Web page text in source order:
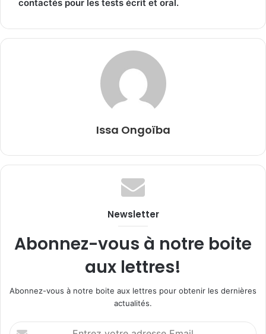
contactés pour les tests écrit et oral.
Issa Ongoïba
Newsletter
Abonnez-vous à notre boite
aux lettres!
Abonnez-vous à notre boite aux lettres pour obtenir les dernières
actualités.
Entrez